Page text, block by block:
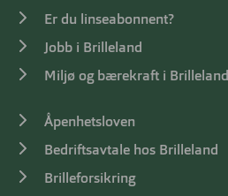
Er du linseabonnent?
Jobb i Brilleland
Miljø og bærekraft i Brilleland
Åpenhetsloven
Bedriftsavtale hos Brilleland
Brilleforsikring